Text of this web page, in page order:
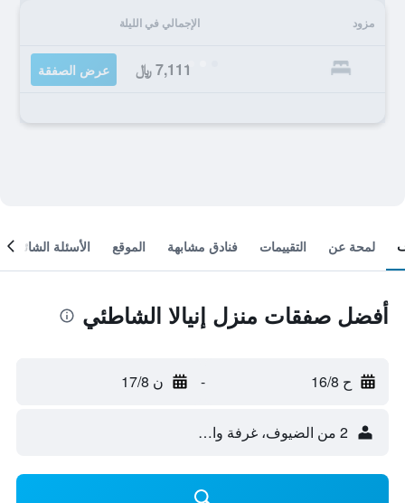
مزود الإجمالي في الليلة
7,111 ﷼ عرض الصفقة
لمحة عن التقييمات فنادق مشابهة الموقع الأسئلة الشائعة
أفضل صفقات منزل إنيالا الشاطئي
ح 16/8 - ن 17/8
2 من الضيوف، غرفة واحدة